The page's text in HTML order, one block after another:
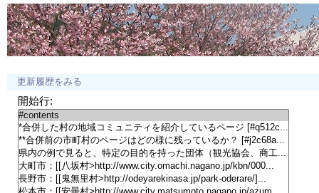
更新履歴をみる
開始行: